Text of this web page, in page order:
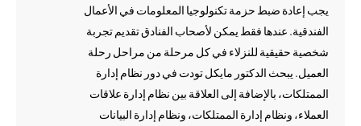
يجب إعادة ضبط حزمة تكنولوجيا المعلومات في الأعمال
الفندقية. عندها فقط يمكن لأصحاب الفنادق تقديم تجربة
شخصية حقيقية للنزلاء في كل مرحلة من مراحل رحلة
العميل. يبحث الدكتور مايكل تودت في دور نظام إدارة
الممتلكات، بالإضافة إلى العلاقة بين نظام إدارة علاقات
العملاء، ونظام إدارة الممتلكات، ونظام إدارة البيانات